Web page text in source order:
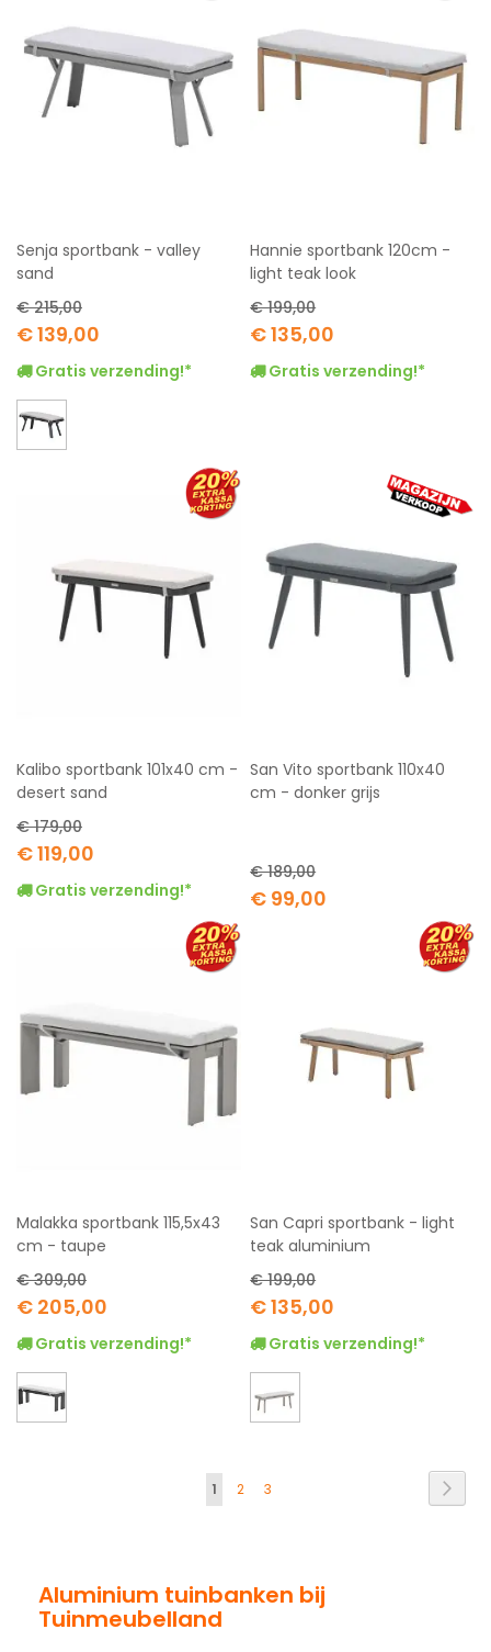
Senja sportbank - valley
sand
Special
Price
€ 139,00
€ 215,00
Gratis verzending!*
Hannie sportbank 120cm -
light teak look
Special
Price
€ 135,00
€ 199,00
Gratis verzending!*
Kalibo sportbank 101x40 cm -
desert sand
Special
Price
€ 119,00
€ 179,00
Gratis verzending!*
San Vito sportbank 110x40
cm - donker grijs
Special
Price
€ 99,00
€ 189,00
Malakka sportbank 115,5x43
cm - taupe
Special
Price
€ 205,00
€ 309,00
Gratis verzending!*
San Capri sportbank - light
teak aluminium
Special
Price
€ 135,00
€ 199,00
Gratis verzending!*
Pagina
U
pagina
1 Pagina
2 Pagina
3
Aluminium tuinbanken bij
Tuinmeubelland